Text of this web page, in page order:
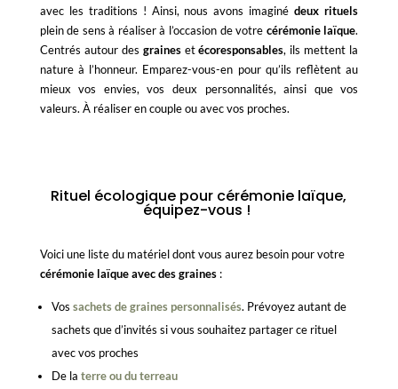
avec les traditions ! Ainsi, nous avons imaginédeux rituels
plein de sens à réaliser à l’occasion de votre cérémonie laïque.
Centrés autour des grainesetécoresponsables, ils mettent la
nature à l’honneur. Emparez-vous-en pour qu’ils reflètent au
mieux vos envies, vos deux personnalités, ainsi que vos
valeurs. À réaliser en couple ou avec vos proches.
Rituel écologique pour cérémonie laïque,
équipez-vous !
Voici une liste du matériel dont vous aurez besoin pour votre
cérémonie laïque avec des graines:
Vos sachets de graines personnalisés. Prévoyez autant de
sachets que d’invités si vous souhaitez partager ce rituel
avec vos proches
De la terre ou du terreau